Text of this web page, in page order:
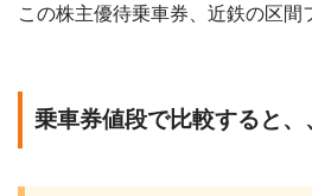
この株主優待乗車券、近鉄の区間
乗車券値段で比較すると、